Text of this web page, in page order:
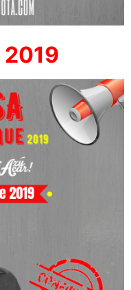
2019